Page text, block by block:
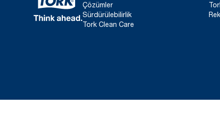
Çözümler
Sürdürülebilirlik
Tork Clean Care